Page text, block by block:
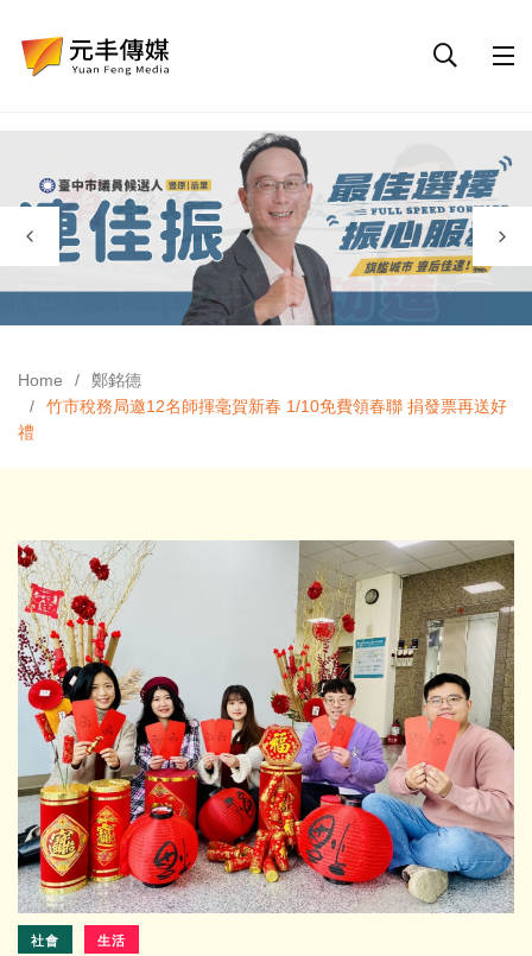
Home
鄭銘德
竹市稅務局邀12名師揮毫賀新春 1/10免費領春聯 捐發票再送好
禮
社會 生活